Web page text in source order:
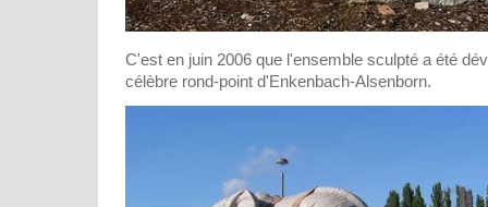
C'est en juin 2006 que l'ensemble sculpté a été
célèbre rond-point d'Enkenbach-Alsenborn.